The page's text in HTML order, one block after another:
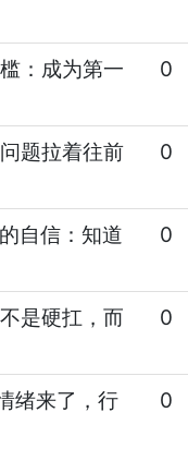
：成为第一
0
题拉着往前
0
自信：知道
0
是硬扛，而
0
绪来了，行
0